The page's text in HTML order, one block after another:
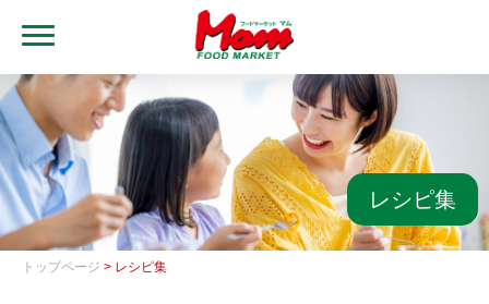
トップ
ブランド・店舗
マムアプリ
マムEdy
レシピ集
トップページ > レシピ集